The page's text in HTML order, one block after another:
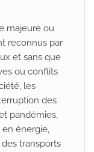
majeure ou
reconnus par
et sans que
ou conflits
les
des
pandémies,
en énergie,
transports